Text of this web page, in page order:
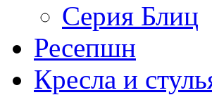
Серия Блиц
Ресепшн
Кресла и